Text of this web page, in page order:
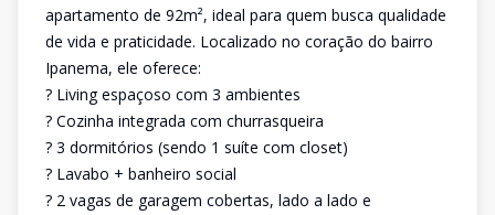
apartamento de 92m², ideal para quem busca qualidade
de vida e praticidade. Localizado no coração do bairro
Ipanema, ele oferece:
? Living espaçoso com 3 ambientes
? Cozinha integrada com churrasqueira
? 3 dormitórios (sendo 1 suíte com closet)
? Lavabo + banheiro social
? 2 vagas de garagem cobertas, lado a lado e